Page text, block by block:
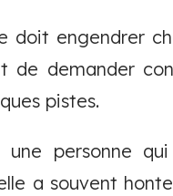
doit engendrer
de demander
pistes.
une personne
a souvent